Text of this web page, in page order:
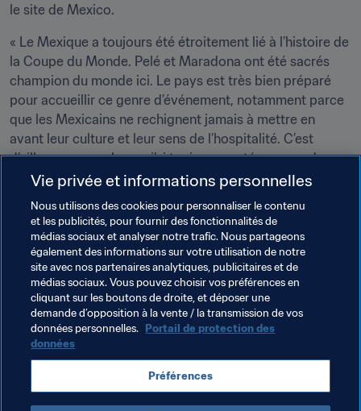
le site de Mexico.
« Le Mexique a toujours été étroitement lié à l’histoire de
la Coupe du Monde. Pelé et Maradona ont été sacrés
champion du monde ici. Le pays est très bien préparé
pour accueillir ce genre d’événement, notamment parce
que les Mexicains ne rechignent jamais à mettre en
avant leur culture et leur sens de l’hospitalité. C’est
d’ailleurs pour cela que j’ai toujours porté ce pays dans
mon cœur », a poursuivi Almeyda avant de conclure :
l’ambiance magnifique : tout ce qu’il faut pour une Coupe
du Monde réussie. »
Thèmes en lien
Organisation des compétitions Organisation
Coupe du Monde de la FIFA 2026™ Mexico
Concacaf
Vie privée et informations personnelles
Nous utilisons des cookies pour personnaliser le contenu
et les publicités, pour fournir des fonctionnalités de
médias sociaux et analyser notre trafic. Nous partageons
également des informations sur votre utilisation de notre
site avec nos partenaires analytiques, publicitaires et de
médias sociaux. Vous pouvez choisir vos préférences en
cliquant sur les boutons de droite, et déposer une
demande d’opposition à la vente / la transmission de vos
données personnelles. Portail de protection des
données
Préférences